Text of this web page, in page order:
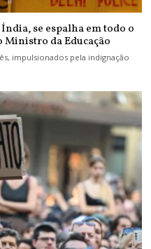
se espalha em todo o
Ministro da Educação
impulsionados pela indignação